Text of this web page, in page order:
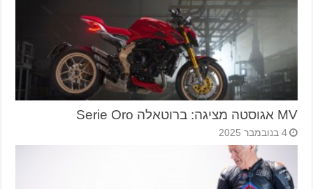
MV אגוסטה מציגה: ברוטאלה Serie Oro
4 בנובמבר 2025